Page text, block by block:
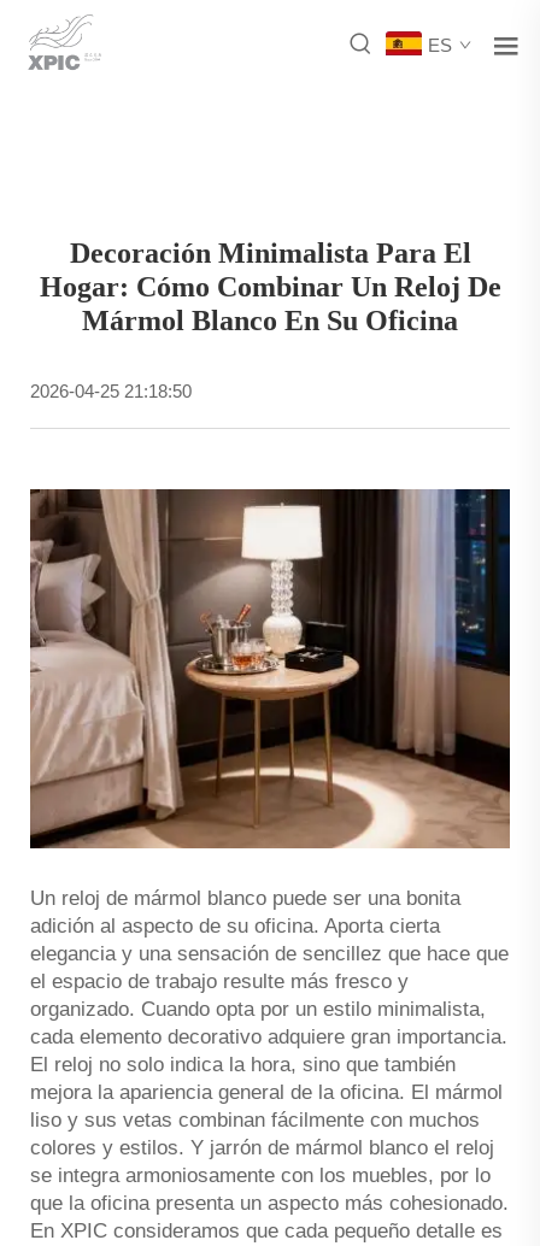
ES
Decoración Minimalista Para El
Hogar: Cómo Combinar Un Reloj De
Mármol Blanco En Su Oficina
2026-04-25 21:18:50
Un reloj de mármol blanco puede ser una bonita
adición al aspecto de su oficina. Aporta cierta
elegancia y una sensación de sencillez que hace que
el espacio de trabajo resulte más fresco y
organizado. Cuando opta por un estilo minimalista,
cada elemento decorativo adquiere gran importancia.
El reloj no solo indica la hora, sino que también
mejora la apariencia general de la oficina. El mármol
liso y sus vetas combinan fácilmente con muchos
colores y estilos. Y jarrón de mármol blanco el reloj
se integra armoniosamente con los muebles, por lo
que la oficina presenta un aspecto más cohesionado.
En XPIC consideramos que cada pequeño detalle es